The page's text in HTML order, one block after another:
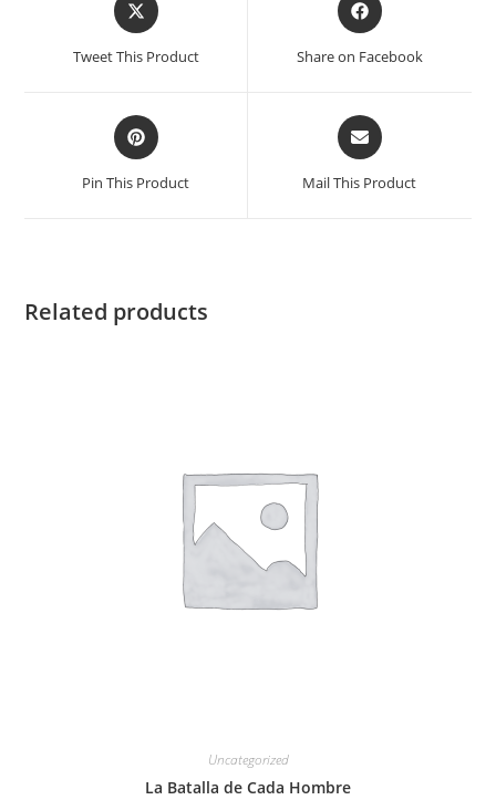
Tweet This Product Share on Facebook
Pin This Product Mail This Product
Related products
Uncategorized
La Batalla de Cada Hombre